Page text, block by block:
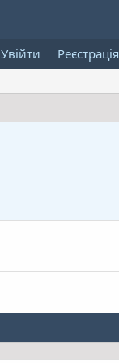
Увійти Реєстрація